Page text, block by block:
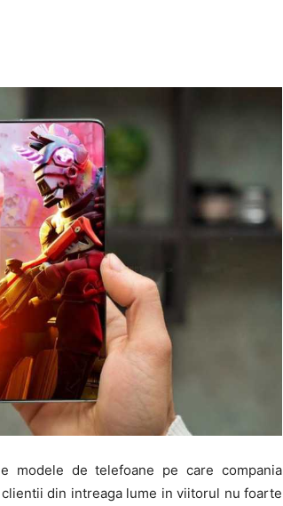
de telefoane pe care compania
din intreaga lume in viitorul nu foarte